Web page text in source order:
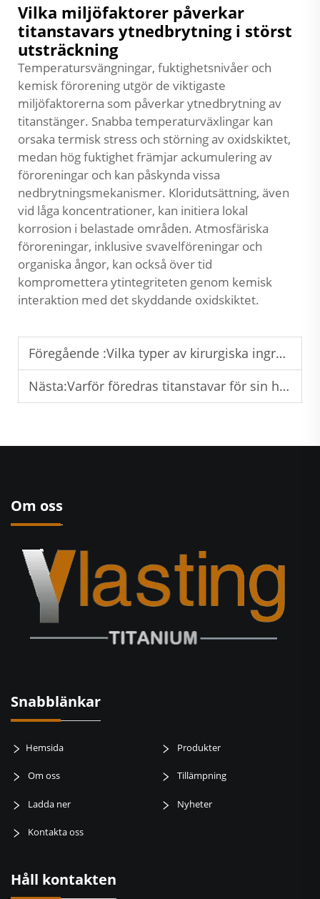
Vilka miljöfaktorer påverkar
titanstavars ytnedbrytning i störst
utsträckning
Temperatursvängningar, fuktighetsnivåer och
kemisk förorening utgör de viktigaste
miljöfaktorerna som påverkar ytnedbrytning av
titanstänger. Snabba temperaturväxlingar kan
orsaka termisk stress och störning av oxidskiktet,
medan hög fuktighet främjar ackumulering av
föroreningar och kan påskynda vissa
nedbrytningsmekanismer. Kloridutsättning, även
vid låga koncentrationer, kan initiera lokal
korrosion i belastade områden. Atmosfäriska
föroreningar, inklusive svavelföreningar och
organiska ångor, kan också över tid
kompromettera ytintegriteten genom kemisk
interaktion med det skyddande oxidskiktet.
Föregående :Vilka typer av kirurgiska ingrepp drar mest nytta av medicinska titanstavar?
Nästa:Varför föredras titanstavar för sin hållfasthet och korrosionsmotstånd?
Om oss
Snabblänkar
Hemsida Produkter
Om oss Tillämpning
Ladda ner Nyheter
Kontakta oss
Håll kontakten